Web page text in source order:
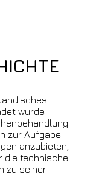
wurde.
zur Aufgabe
anzubieten,
die technische
zu seiner